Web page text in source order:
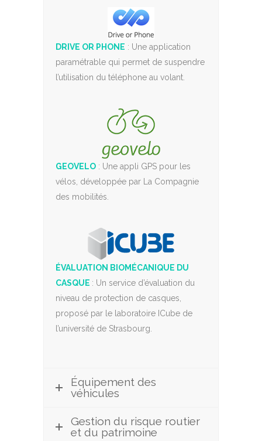
DRIVE OR PHONE : Une application
paramétrable qui permet de suspendre
l’utilisation du téléphone au volant.
GEOVELO : Une appli GPS pour les
vélos, développée par La Compagnie
des mobilités.
ÉVALUATION BIOMÉCANIQUE DU
CASQUE : Un service d’évaluation du
niveau de protection de casques,
proposé par le laboratoire ICube de
l’université de Strasbourg.
Équipement des
véhicules
Gestion du risque routier
et du patrimoine